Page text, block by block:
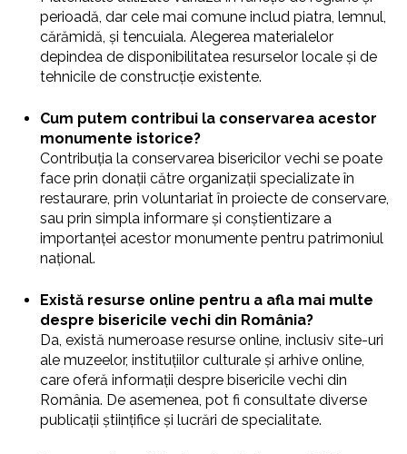
perioadă, dar cele mai comune includ piatra, lemnul,
cărămidă, și tencuiala. Alegerea materialelor
depindea de disponibilitatea resurselor locale și de
tehnicile de construcție existente.
Cum putem contribui la conservarea acestor
monumente istorice?
Contribuția la conservarea bisericilor vechi se poate
face prin donații către organizații specializate în
restaurare, prin voluntariat în proiecte de conservare,
sau prin simpla informare și conștientizare a
importanței acestor monumente pentru patrimoniul
național.
Există resurse online pentru a afla mai multe
despre bisericile vechi din România?
Da, există numeroase resurse online, inclusiv site-uri
ale muzeelor, instituțiilor culturale și arhive online,
care oferă informații despre bisericile vechi din
România. De asemenea, pot fi consultate diverse
publicații științifice și lucrări de specialitate.